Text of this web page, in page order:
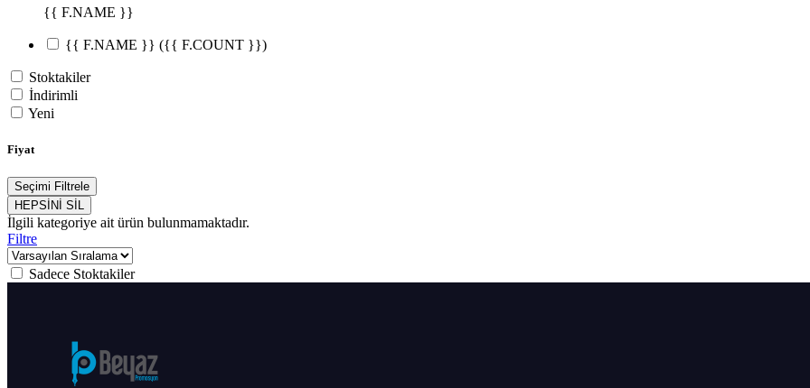
{{ F.NAME }}
{{ F.NAME }} ({{ F.COUNT }})
Stoktakiler
İndirimli
Yeni
Fiyat
Seçimi Filtrele
HEPSİNİ SİL
İlgili kategoriye ait ürün bulunmamaktadır.
Filtre
Sadece Stoktakiler